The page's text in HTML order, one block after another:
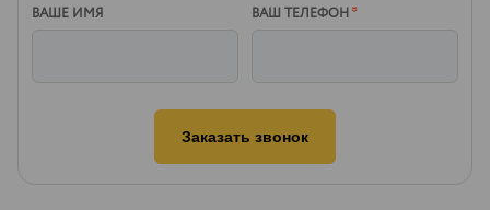
ВАШЕ ИМЯ ВАШ ТЕЛЕФОН*
Заказать звонок